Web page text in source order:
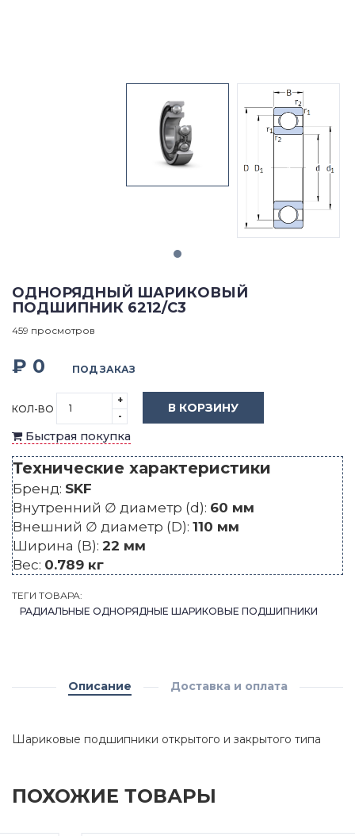
ОДНОРЯДНЫЙ ШАРИКОВЫЙ
ПОДШИПНИК 6212/C3
459 просмотров
₽ 0 ПОД ЗАКАЗ
КОЛ-ВО
+
-
В КОРЗИНУ
Быстрая покупка
Технические характеристики
Бренд: SKF
Внутренний ∅ диаметр (d): 60 мм
Внешний ∅ диаметр (D): 110 мм
Ширина (B): 22 мм
Вес: 0.789 кг
ТЕГИ ТОВАРА:
РАДИАЛЬНЫЕ ОДНОРЯДНЫЕ ШАРИКОВЫЕ ПОДШИПНИКИ
Описание Доставка и оплата
Шариковые подшипники открытого и закрытого типа
ПОХОЖИЕ ТОВАРЫ